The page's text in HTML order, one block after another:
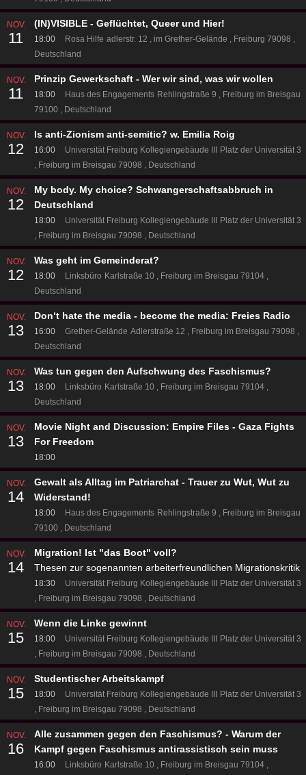
NOV.
11
(IN)VISIBLE - Geflüchtet, Queer und Hier!
18:00 Rosa Hilfe adlerstr. 12 im Grether-Gelände
Freiburg 79098
Deutschland
NOV.
11
Prinzip Gewerkschaft - Wer wir sind, was wir wollen
18:00 Haus des Engagements Rehlingstraße 9
Freiburg im Breisgau
79100
Deutschland
NOV.
12
Is anti-Zionism anti-semitic? w. Emilia Roig
16:00 Universität Freiburg Kollegiengebäude III Platz der Universität 3
Freiburg im Breisgau 79098
Deutschland
NOV.
12
My body. My choice? Schwangerschaftsabbruch in
Deutschland
18:00 Universität Freiburg Kollegiengebäude III Platz der Universität 3
Freiburg im Breisgau 79098
Deutschland
NOV.
12
Was geht im Gemeinderat?
18:00 Linksbüro Karlstraße 10
Freiburg im Breisgau 79104
Deutschland
NOV.
13
Don‘t hate the media - become the media: Freies Radio
16:00 Grether-Gelände Adlerstraße 12
Freiburg im Breisgau 79098
Deutschland
NOV.
13
Was tun gegen den Aufschwung des Faschismus?
18:00 Linksbüro Karlstraße 10
Freiburg im Breisgau 79104
Deutschland
NOV.
13
Movie Night and Discussion: Empire Files - Gaza Fights
For Freedom
18:00
NOV.
14
Gewalt als Alltag im Patriarchat - Trauer zu Wut, Wut zu
Widerstand!
18:00 Haus des Engagements Rehlingstraße 9
Freiburg im Breisgau
79100
Deutschland
NOV.
14
Migration! Ist "das Boot" voll?
Thesen zur sogenannten arbeiterfreundlichen Migrationskritik
18:30 Universität Freiburg Kollegiengebäude III Platz der Universität 3
Freiburg im Breisgau 79098
Deutschland
NOV.
15
Wenn die Linke gewinnt
18:00 Universität Freiburg Kollegiengebäude III Platz der Universität 3
Freiburg im Breisgau 79098
Deutschland
NOV.
15
Studentischer Arbeitskampf
18:00 Universität Freiburg Kollegiengebäude III Platz der Universität 3
Freiburg im Breisgau 79098
Deutschland
NOV.
16
Alle zusammen gegen den Faschismus? - Warum der
Kampf gegen Faschismus antirassistisch sein muss
16:00 Linksbüro Karlstraße 10
Freiburg im Breisgau 79104